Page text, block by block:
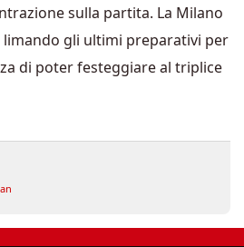
sulla partita. La Milano
gli ultimi preparativi per
di poter festeggiare al triplice